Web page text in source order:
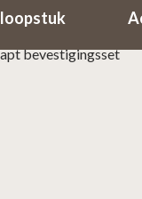
bevestigingsset